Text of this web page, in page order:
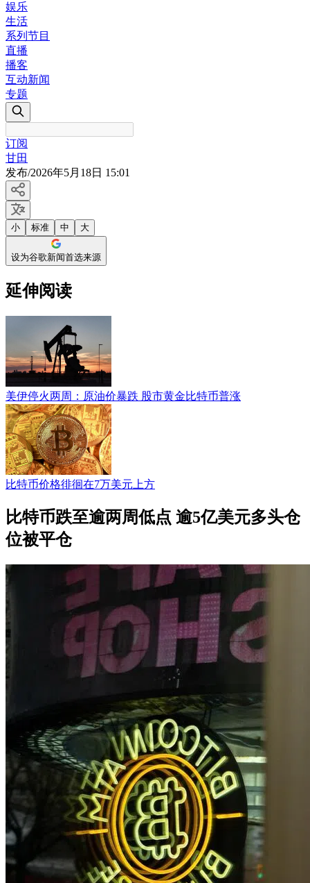
娱乐
生活
系列节目
直播
播客
互动新闻
专题
订阅
甘田
发布/2026年5月18日 15:01
小 标准 中 大
设为谷歌新闻首选来源
延伸阅读
美伊停火两周：原油价暴跌 股市黄金比特币普涨
比特币价格徘徊在7万美元上方
比特币跌至逾两周低点 逾5亿美元多头仓
位被平仓